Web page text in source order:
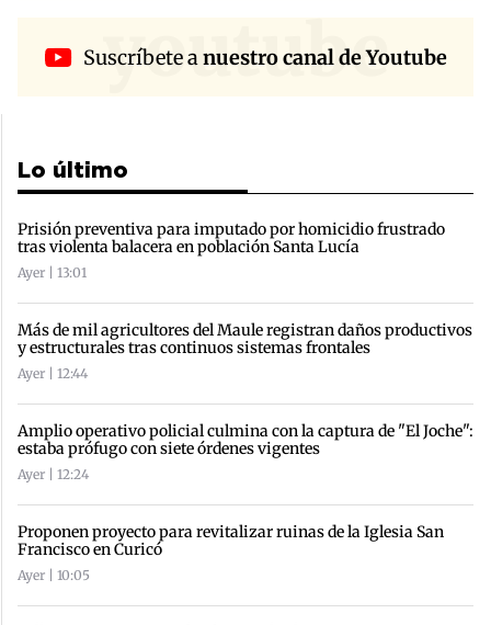
youtube
Suscríbete anuestro canal de Youtube
Lo último
Prisión preventiva para imputado por homicidio frustrado
tras violenta balacera en población Santa Lucía
Ayer | 13:01
Más de mil agricultores del Maule registran daños productivos
y estructurales tras continuos sistemas frontales
Ayer | 12:44
Amplio operativo policial culmina con la captura de "El Joche":
estaba prófugo con siete órdenes vigentes
Ayer | 12:24
Proponen proyecto para revitalizar ruinas de la Iglesia San
Francisco en Curicó
Ayer | 10:05